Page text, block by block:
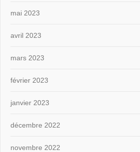
mai 2023
avril 2023
mars 2023
février 2023
janvier 2023
décembre 2022
novembre 2022